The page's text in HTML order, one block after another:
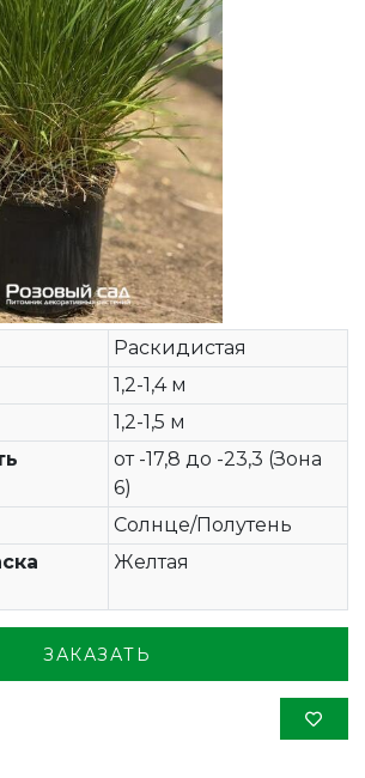
Раскидистая
1,2-1,4 м
1,2-1,5 м
от -17,8 до -23,3 (Зона
6)
Солнце/Полутень
Желтая
ЗАКАЗАТЬ